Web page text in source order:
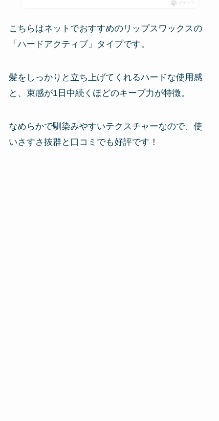
ポチップ
こちらはネットでおすすめのリップスワックスの
「ハードアクティブ」タイプです。
髪をしっかりと立ち上げてくれるハードな使用感
と、束感が1日中続くほどのキープ力が特徴。
なめらかで馴染みやすいテクスチャーなので、使
いさすさ抜群と口コミでも好評です！